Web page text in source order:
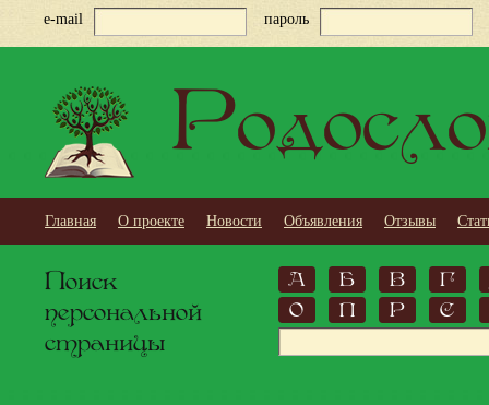
e-mail пароль
Главная О проекте Новости Объявления Отзывы
Поиск
персональной
страницы
А Б В
Г
О
П Р С